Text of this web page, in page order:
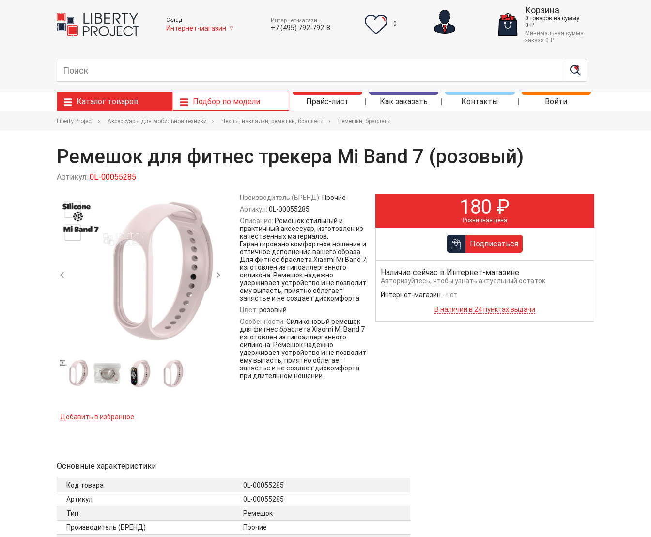
Склад
Интернет-магазин ▽
Интернет-магазин
+7 (495) 792-792-8
0
Корзина
0 товаров на сумму
0 ₽
Минимальная сумма
заказа 0 ₽
Каталог товаров Подбор по модели Прайс-лист Как заказать Контакты Войти
Liberty Project Аксессуары для мобильной техники Чехлы, накладки, ремешки, браслеты Ремешки, браслеты
Ремешок для фитнес трекера Mi Band 7 (розовый)
Артикул: 0L-00055285
Добавить в избранное
Производитель (БРЕНД): Прочие
Артикул: 0L-00055285
Описание: Ремешок стильный и
практичный аксессуар, изготовлен из
качественных материалов.
Гарантировано комфортное ношение и
отличное дополнение вашего образа.
Для фитнес браслета Xiaomi Mi Band 7,
изготовлен из гипоаллергенного
силикона. Ремешок надежно
удерживает устройство и не позволит
ему выпасть, приятно облегает
запястье и не создает дискомфорта.
Цвет: розовый
Особенности: Силиконовый ремешок
для фитнес браслета Xiaomi Mi Band 7
изготовлен из гипоаллергенного
силикона. Ремешок надежно
удерживает устройство и не позволит
ему выпасть, приятно облегает
запястье и не создает дискомфорта
при длительном ношении.
180 ₽
Розничная цена
Подписаться
Наличие сейчас в Интернет-магазине
Авторизуйтесь, чтобы узнать актуальный остаток
Интернет-магазин - нет
В наличии в 24 пунктах выдачи
Основные характеристики
Код товара
0L-00055285
Артикул
0L-00055285
Тип
Ремешок
Производитель (БРЕНД)
Прочие